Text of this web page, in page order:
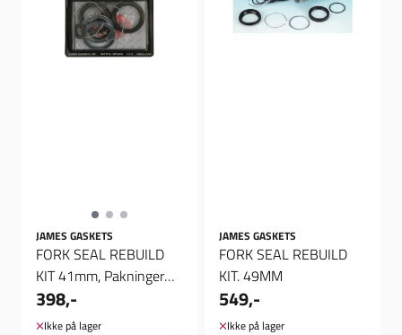
JAMES GASKETS
FORK SEAL REBUILD
KIT 41mm, Pakninger
Gaffel
398,-
Ikke på lager
JAMES GASKETS
FORK SEAL REBUILD
KIT. 49MM
549,-
Ikke på lager